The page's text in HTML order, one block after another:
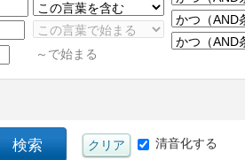
～で始まる
清音化する